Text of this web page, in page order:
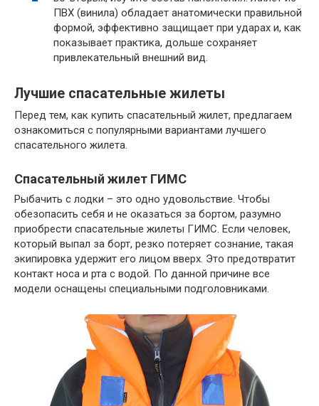
ПВХ (винила) обладает анатомически правильной
формой, эффективно защищает при ударах и, как
показывает практика, дольше сохраняет
привлекательный внешний вид.
Лучшие спасательные жилеты
Перед тем, как купить спасательный жилет, предлагаем
ознакомиться с популярными вариантами лучшего
спасательного жилета.
Спасательный жилет ГИМС
Рыбачить с лодки – это одно удовольствие. Чтобы
обезопасить себя и не оказаться за бортом, разумно
приобрести спасательные жилеты ГИМС. Если человек,
который выпал за борт, резко потеряет сознание, такая
экипировка удержит его лицом вверх. Это предотвратит
контакт носа и рта с водой. По данной причине все
модели оснащены специальными подголовниками.